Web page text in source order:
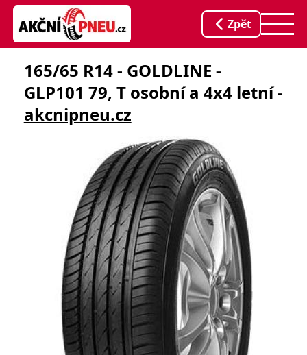
Zpět
165/65 R14 - GOLDLINE -
GLP101 79, T osobní a 4x4 letní -
akcnipneu.cz